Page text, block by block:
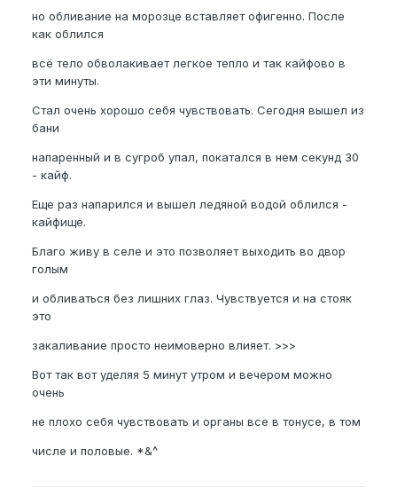
но обливание на морозце вставляет офигенно. После
как облился
всё тело обволакивает легкое тепло и так кайфово в
эти минуты.
Стал очень хорошо себя чувствовать. Сегодня вышел из
бани
напаренный и в сугроб упал, покатался в нем секунд 30
- кайф.
Еще раз напарился и вышел ледяной водой облился -
кайфище.
Благо живу в селе и это позволяет выходить во двор
голым
и обливаться без лишних глаз. Чувствуется и на стояк
это
закаливание просто неимоверно влияет. >>>
Вот так вот уделяя 5 минут утром и вечером можно
очень
не плохо себя чувствовать и органы все в тонусе, в том
числе и половые. *&^